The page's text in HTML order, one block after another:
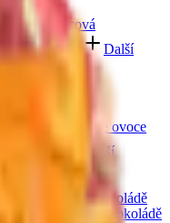
Slunečnicová
semínka
Další
Lyofilizované ovoce
ovoce
Další
V bílé čokoládě
trubičky máčené v čokoládě